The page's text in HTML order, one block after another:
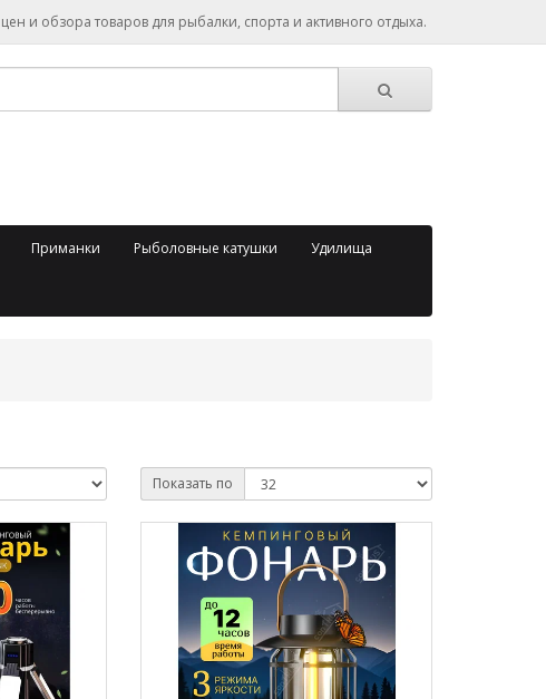
и обзора товаров для рыбалки, спорта и активного отдыха.
Приманки Рыболовные катушки Удилища
Показать по